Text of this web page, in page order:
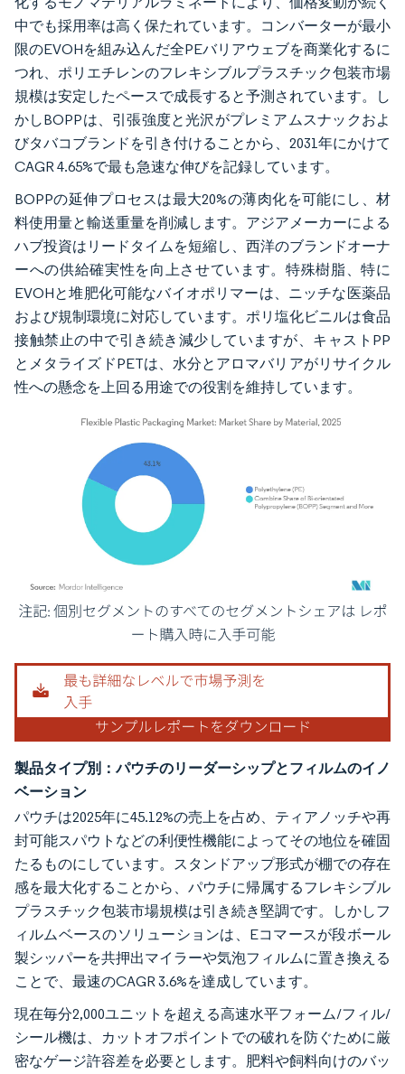
中でも採用率は高く保たれています。コンバーターが最小
限のEVOHを組み込んだ全PEバリアウェブを商業化するに
つれ、ポリエチレンのフレキシブルプラスチック包装市場
規模は安定したペースで成長すると予測されています。し
かしBOPPは、引張強度と光沢がプレミアムスナックおよ
びタバコブランドを引き付けることから、2031年にかけて
CAGR 4.65%で最も急速な伸びを記録しています。
BOPPの延伸プロセスは最大20%の薄肉化を可能にし、材
料使用量と輸送重量を削減します。アジアメーカーによる
ハブ投資はリードタイムを短縮し、西洋のブランドオーナ
ーへの供給確実性を向上させています。特殊樹脂、特に
EVOHと堆肥化可能なバイオポリマーは、ニッチな医薬品
および規制環境に対応しています。ポリ塩化ビニルは食品
接触禁止の中で引き続き減少していますが、キャストPP
とメタライズドPETは、水分とアロマバリアがリサイクル
性への懸念を上回る用途での役割を維持しています。
画像 © Mordor Intelligence。再利用にはCC BY 4.0の表示が必要です。
製品タイプ別：パウチのリーダーシップとフィルムのイノ
ベーション
パウチは2025年に45.12%の売上を占め、ティアノッチや再
封可能スパウトなどの利便性機能によってその地位を確固
たるものにしています。スタンドアップ形式が棚での存在
感を最大化することから、パウチに帰属するフレキシブル
プラスチック包装市場規模は引き続き堅調です。しかしフ
ィルムベースのソリューションは、Eコマースが段ボール
製シッパーを共押出マイラーや気泡フィルムに置き換える
ことで、最速のCAGR 3.6%を達成しています。
現在毎分2,000ユニットを超える高速水平フォーム/フィル/
シール機は、カットオフポイントでの破れを防ぐために厳
密なゲージ許容差を必要とします。肥料や飼料向けのバッ